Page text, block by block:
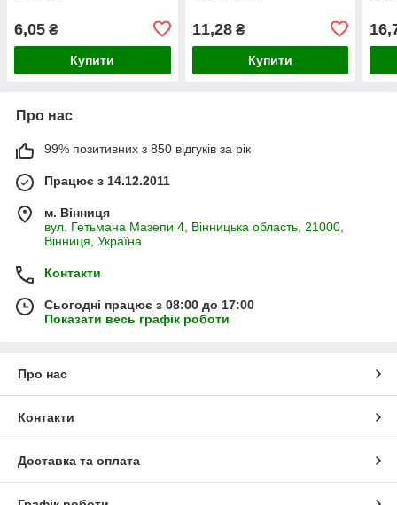
6,05 ₴
Купити
11,28₴
Купити
Про нас
99% позитивних з 850 відгуків за рік
Працює з 14.12.2011
м. Вінниця
вул. Гетьмана Мазепи 4, Вінницька область, 21000,
Вінниця, Україна
Контакти
Сьогодні працює з 08:00 до 17:00
Показати весь графік роботи
Про нас
Контакти
Доставка та оплата